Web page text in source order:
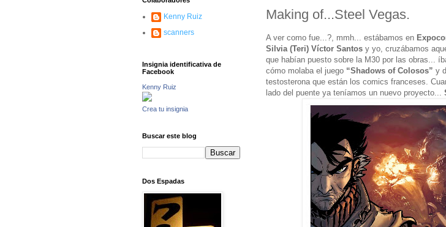
Making of...Steel Vegas.
A ver como fue...?, mmh... estábamos en
Silvia (Teri) Víctor Santos y yo, cruzábamos
que habían puesto sobre la M30 por las obras...
cómo molaba el juego “Shadows of Colosos” y
testosterona que están los comics franceses.
lado del puente ya teníamos un nuevo proyecto...
Kenny Ruiz
scanners
Insignia identificativa de
Facebook
Kenny Ruiz
Crea tu insignia
Buscar este blog
Dos Espadas